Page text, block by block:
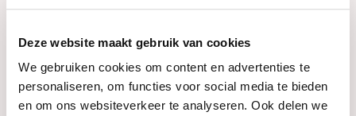
Deze website maakt gebruik van cookies
We gebruiken cookies om content en advertenties te
personaliseren, om functies voor social media te bieden
en om ons websiteverkeer te analyseren. Ook delen we
PRE-OWNED
Luxe Accessoires
Informatie